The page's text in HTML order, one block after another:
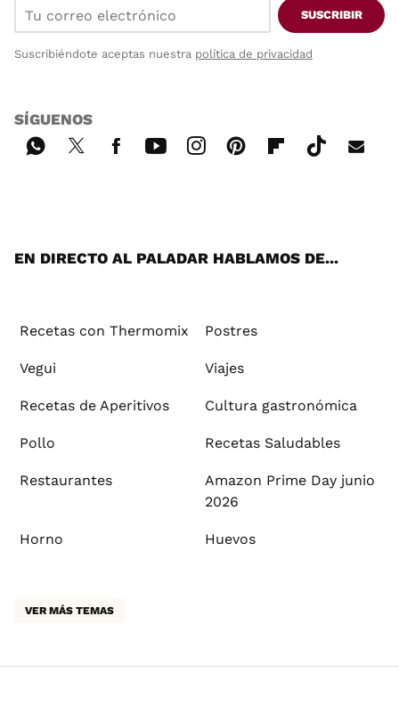
SUSCRIBIR
Suscribiéndote aceptas nuestra política de privacidad
SÍGUENOS
EN DIRECTO AL PALADAR HABLAMOS DE...
Recetas con Thermomix Postres
Vegui Viajes
Recetas de Aperitivos Cultura gastronómica
Pollo Recetas Saludables
Restaurantes
Amazon Prime Day junio
2026
Horno Huevos
VER MÁS TEMAS